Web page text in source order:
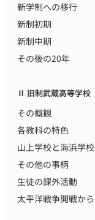
新学制への移行
新制初期
新制中期
その後の20年
Ⅱ 旧制武蔵高等学校
その概観
各教科の特色
山上学校と海浜学校
その他の事柄
生徒の課外活動
太平洋戦争開戦か
武蔵学園は傑出し
志から生まれた。根
徳寺村（現在の山梨
めから村会・県会の
界に頭角を現わす一
て電灯・鉄道・ビー
わたる事業を経営し
に実業界に確固たる
点・経営の才能をも
代化途上の日本経済
で社会から得た利得
会の繁栄の源となる
いう志を内に育てて